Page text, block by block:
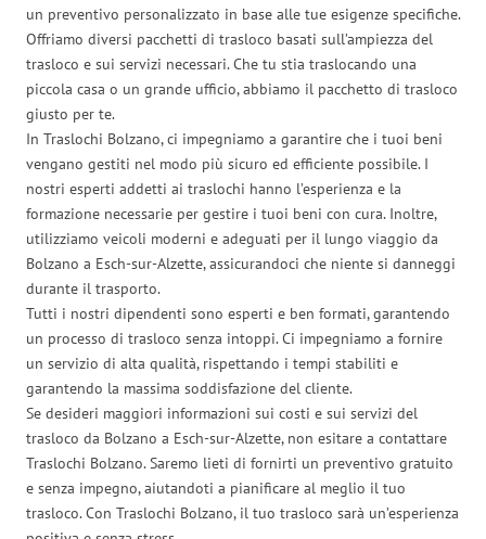
un preventivo personalizzato in base alle tue esigenze specifiche.
Offriamo diversi pacchetti di trasloco basati sull’ampiezza del
trasloco e sui servizi necessari. Che tu stia traslocando una
piccola casa o un grande ufficio, abbiamo il pacchetto di trasloco
giusto per te.
In Traslochi Bolzano, ci impegniamo a garantire che i tuoi beni
vengano gestiti nel modo più sicuro ed efficiente possibile. I
nostri esperti addetti ai traslochi hanno l’esperienza e la
formazione necessarie per gestire i tuoi beni con cura. Inoltre,
utilizziamo veicoli moderni e adeguati per il lungo viaggio da
Bolzano a Esch-sur-Alzette, assicurandoci che niente si danneggi
durante il trasporto.
Tutti i nostri dipendenti sono esperti e ben formati, garantendo
un processo di trasloco senza intoppi. Ci impegniamo a fornire
un servizio di alta qualità, rispettando i tempi stabiliti e
garantendo la massima soddisfazione del cliente.
Se desideri maggiori informazioni sui costi e sui servizi del
trasloco da Bolzano a Esch-sur-Alzette, non esitare a contattare
Traslochi Bolzano. Saremo lieti di fornirti un preventivo gratuito
e senza impegno, aiutandoti a pianificare al meglio il tuo
trasloco. Con Traslochi Bolzano, il tuo trasloco sarà un’esperienza